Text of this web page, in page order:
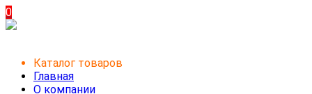
0
Каталог товаров
Главная
О компании